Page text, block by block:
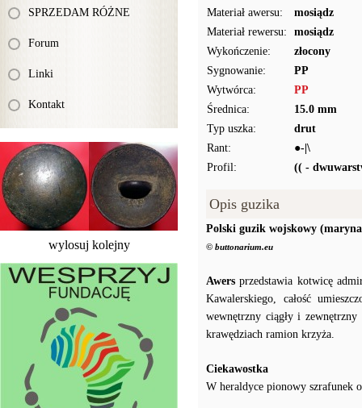
SPRZEDAM RÓŻNE
Forum
Linki
Kontakt
wylosuj kolejny
Materiał awersu:
mosiądz
Materiał rewersu:
mosiądz
Wykończenie:
złocony
Sygnowanie:
PP
Wytwórca:
PP
Średnica:
15.0 mm
Typ uszka:
drut
Rant:
●-|\
Profil:
(( -
Opis guzika
Polski guzik wojskowy
© buttonarium.eu
Awers przedstawia kotwicę
Kawalerskiego, całość
wewnętrzny ciągły i
krawędziach ramion krzyża.
Ciekawostka
W heraldyce pionowy szrafunek